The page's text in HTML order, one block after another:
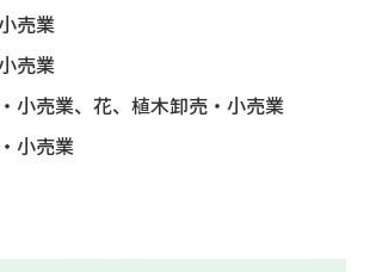
売業
売業
小売業、花、植木卸売・小売業
小売業